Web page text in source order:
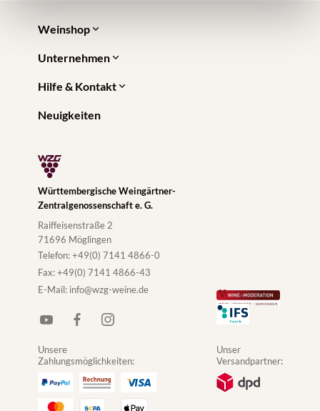
Württembergische Weingärtner-
Zentralgenossenschaft e. G.
Raiffeisenstraße 2
71696 Möglingen
Telefon: +49(0) 7141 4866-0
Fax: +49(0) 7141 4866-43
E-Mail: info@wzg-weine.de
Weinshop
Unternehmen
Hilfe & Kontakt
Neuigkeiten
Unsere
Zahlungsmöglichkeiten:
Unser
Versandpartner: